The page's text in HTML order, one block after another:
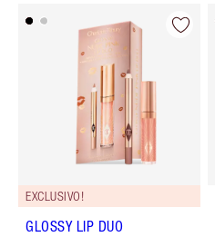
EXCLUSIVO!
GLOSSY LIP DUO